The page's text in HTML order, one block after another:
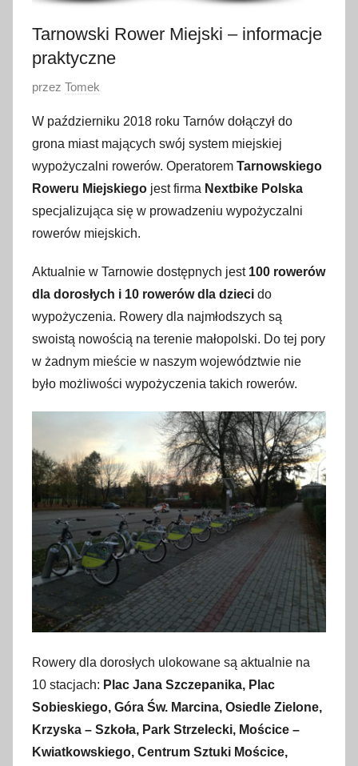
Tarnowski Rower Miejski – informacje
praktyczne
O
u
b
l
i
k
o
a
n
o
2
5
p
z
i
e
i
k
a
2
1
8
przez Tomek
W październiku 2018 roku Tarnów dołączył do
grona miast mających swój system miejskiej
wypożyczalni rowerów. Operatorem Tarnowskiego
Roweru Miejskiego jest firma Nextbike Polska
specjalizująca się w prowadzeniu wypożyczalni
rowerów miejskich.
Aktualnie w Tarnowie dostępnych jest 100 rowerów
dla dorosłych i 10 rowerów dla dzieci do
wypożyczenia. Rowery dla najmłodszych są
swoistą nowością na terenie małopolski. Do tej pory
w żadnym mieście w naszym województwie nie
było możliwości wypożyczenia takich rowerów.
Rowery dla dorosłych ulokowane są aktualnie na
10 stacjach: Plac Jana Szczepanika, Plac
Sobieskiego, Góra Św. Marcina, Osiedle Zielone,
Krzyska – Szkoła, Park Strzelecki, Mościce –
Kwiatkowskiego, Centrum Sztuki Mościce,